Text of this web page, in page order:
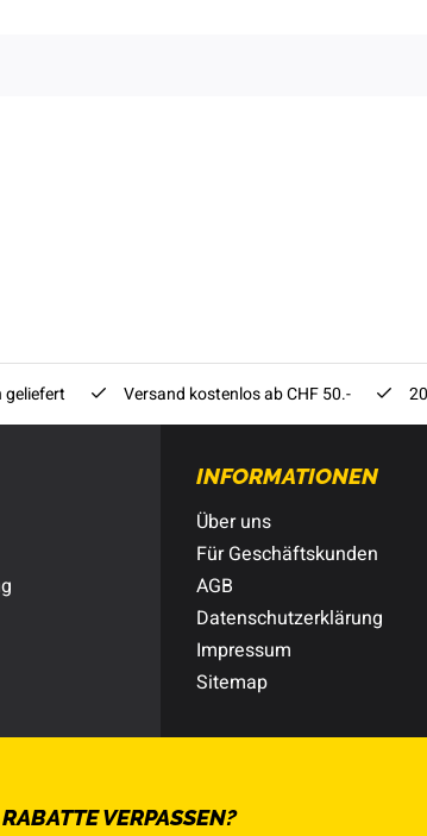
geliefert Versand kostenlos ab CHF 50.-
INFORMATIONEN
Über uns
Für Geschäftskunden
AGB
Datenschutzerklärung
Impressum
Sitemap
VERPASSEN?